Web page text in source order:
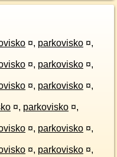
¤, parkovisko ¤,
¤, parkovisko ¤,
¤, parkovisko ¤,
¤, parkovisko ¤,
¤, parkovisko ¤,
¤, parkovisko ¤,